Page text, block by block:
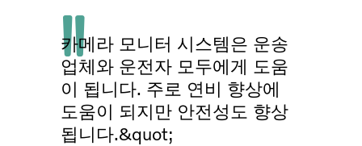
카메라 모니터 시스템은 운송
업체와 운전자 모두에게 도움
이 됩니다. 주로 연비 향상에
도움이 되지만 안전성도 향상
됩니다.&quot;